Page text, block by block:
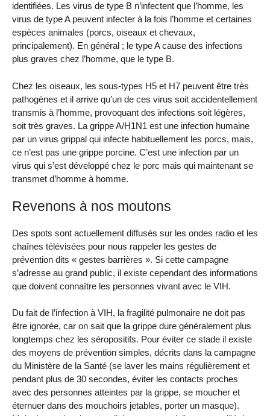
identifiées. Les virus de type B n’infectent que l’homme, les
virus de type A peuvent infecter à la fois l’homme et certaines
espèces animales (porcs, oiseaux et chevaux,
principalement). En général ; le type A cause des infections
plus graves chez l’homme, que le type B.
Chez les oiseaux, les sous-types H5 et H7 peuvent être très
pathogènes et il arrive qu’un de ces virus soit accidentellement
transmis à l’homme, provoquant des infections soit légères,
soit très graves. La grippe A/H1N1 est une infection humaine
par un virus grippal qui infecte habituellement les porcs, mais,
ce n’est pas une grippe porcine. C’est une infection par un
virus qui s’est développé chez le porc mais qui maintenant se
transmet d’homme à homme.
Revenons à nos moutons
Des spots sont actuellement diffusés sur les ondes radio et les
chaînes télévisées pour nous rappeler les gestes de
prévention dits « gestes barrières ». Si cette campagne
s’adresse au grand public, il existe cependant des informations
que doivent connaître les personnes vivant avec le VIH.
Du fait de l’infection à VIH, la fragilité pulmonaire ne doit pas
être ignorée, car on sait que la grippe dure généralement plus
longtemps chez les séropositifs. Pour éviter ce stade il existe
des moyens de prévention simples, décrits dans la campagne
du Ministère de la Santé (se laver les mains régulièrement et
pendant plus de 30 secondes, éviter les contacts proches
avec des personnes atteintes par la grippe, se moucher et
éternuer dans des mouchoirs jetables, porter un masque).